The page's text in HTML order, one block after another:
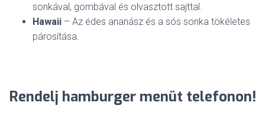
sonkával, gombával és olvasztott sajttal.
Hawaii – Az édes ananász és a sós sonka tökéletes
párosítása.
Rendelj hamburger menüt telefonon!